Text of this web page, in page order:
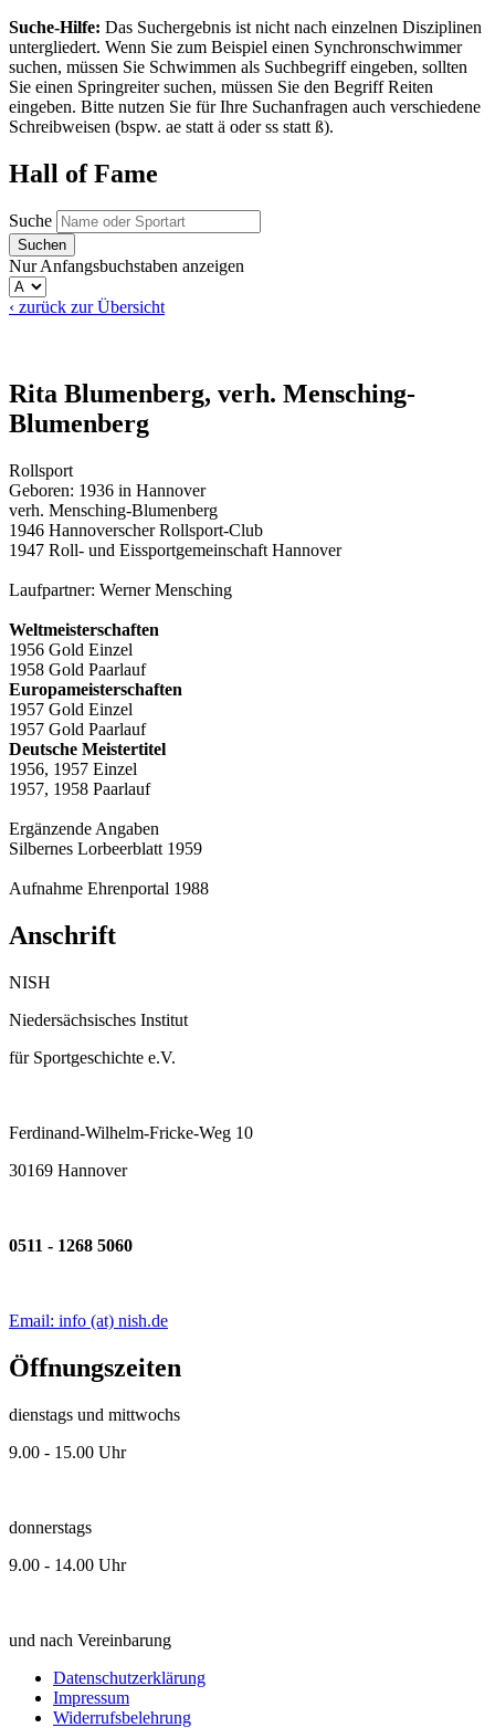
Suche-Hilfe: Das Suchergebnis ist nicht nach einzelnen Disziplinen
untergliedert. Wenn Sie zum Beispiel einen Synchronschwimmer
suchen, müssen Sie Schwimmen als Suchbegriff eingeben, sollten
Sie einen Springreiter suchen, müssen Sie den Begriff Reiten
eingeben. Bitte nutzen Sie für Ihre Suchanfragen auch verschiedene
Schreibweisen (bspw. ae statt ä oder ss statt ß).
Hall of Fame
Suche
Nur Anfangsbuchstaben anzeigen
‹ zurück zur Übersicht
Rita Blumenberg, verh. Mensching-
Blumenberg
Rollsport
Geboren: 1936 in Hannover
verh. Mensching-Blumenberg
1946 Hannoverscher Rollsport-Club
1947 Roll- und Eissportgemeinschaft Hannover
Laufpartner: Werner Mensching
Weltmeisterschaften
1956 Gold Einzel
1958 Gold Paarlauf
Europameisterschaften
1957 Gold Einzel
1957 Gold Paarlauf
Deutsche Meistertitel
1956, 1957 Einzel
1957, 1958 Paarlauf
Ergänzende Angaben
Silbernes Lorbeerblatt 1959
Aufnahme Ehrenportal 1988
Anschrift
NISH
Niedersächsisches Institut
für Sportgeschichte e.V.
Ferdinand-Wilhelm-Fricke-Weg 10
30169 Hannover
0511 - 1268 5060
Email: info (at) nish.de
Öffnungszeiten
dienstags und mittwochs
9.00 - 15.00 Uhr
donnerstags
9.00 - 14.00 Uhr
und nach Vereinbarung
Datenschutzerklärung
Impressum
Widerrufsbelehrung